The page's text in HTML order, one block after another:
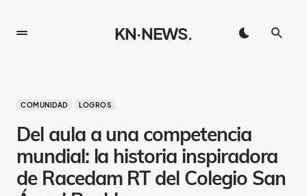
KN·NEWS.
COMUNIDAD LOGROS
Del aula a una competencia
mundial: la historia inspiradora
de Racedam RT del Colegio San